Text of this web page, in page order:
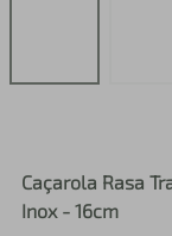
Caçarola Rasa
Inox - 16cm